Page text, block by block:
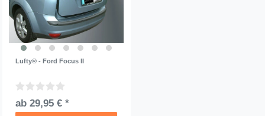
Lufty® - Ford Focus II
ab 29,95 € *